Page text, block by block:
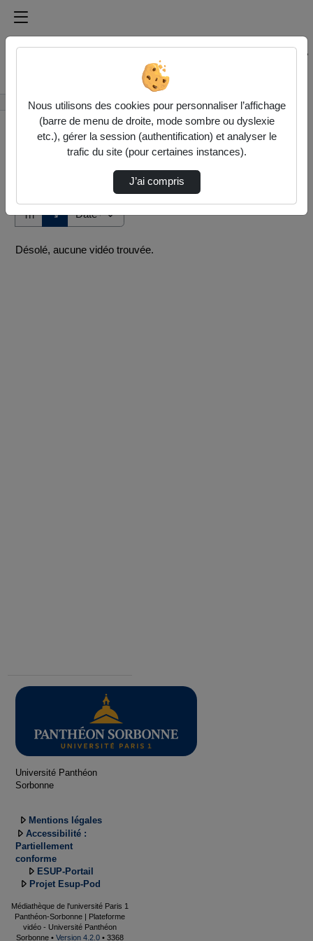
Médiathèque de l'université Paris
Rechercher un média sur Médiathèque de l'université
Accueil Vidéos
Tri ↘
Désolé, aucune vidéo trouvée.
Université Panthéon
Sorbonne
Mentions légales
Accessibilité :
Partiellement
conforme
ESUP-Portail
Projet Esup-Pod
Médiathèque de l'université Paris 1
Panthéon-Sorbonne | Plateforme
vidéo - Université Panthéon
Sorbonne • Version 4.2.0 • 3368
Nous utilisons des cookies pour personnaliser l’affichage
(barre de menu de droite, mode sombre ou dyslexie
etc.), gérer la session (authentification) et analyser le
trafic du site (pour certaines instances).
J’ai compris